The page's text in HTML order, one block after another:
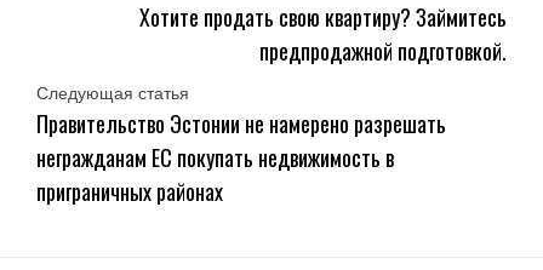
Хотите продать свою квартиру? Займитесь
предпродажной подготовкой.
Следующая статья
Правительство Эстонии не намерено разрешать
негражданам ЕС покупать недвижимость в
приграничных районах